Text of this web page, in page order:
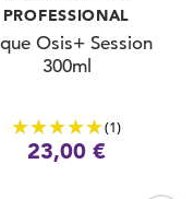
PROFESSIONAL
Osis+ Session
300ml
(1)
23,00 €